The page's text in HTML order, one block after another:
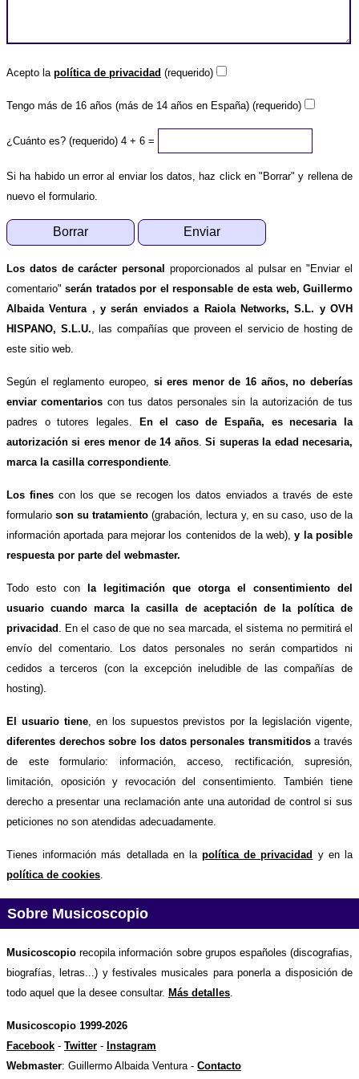
Acepto la política de privacidad (requerido)
Tengo más de 16 años (más de 14 años en España) (requerido)
¿Cuánto es? (requerido) 4 + 6 =
Si ha habido un error al enviar los datos, haz click en "Borrar" y rellena de
nuevo el formulario.
Los datos de carácter personal
proporcionados al pulsar en "Enviar el
comentario"serán tratados por el responsable de esta web, Guillermo
Albaida Ventura , y serán enviados a Raiola Networks, S.L. y OVH
HISPANO, S.L.U. , las compañías que proveen el servicio de hosting de
este sitio web.
Según el reglamento europeo, si eres menor de 16 años, no deberías
enviar comentarios con tus datos personales sin la autorización de tus
padres o tutores legales.
En el caso de España, es necesaria la
autorización si eres menor de 14 años.Si superas la edad necesaria,
marca la casilla correspondiente
Los finescon los que se recogen los datos enviados a través de este
formularioson su tratamiento (grabación, lectura y, en su caso, uso de la
información aportada para mejorar los contenidos de la web),y la posible
respuesta por parte del webmaster.
Todo esto con
la legitimación que otorga el consentimiento del
usuario cuando marca la casilla de aceptación de la política de
privacidad
. En el caso de que no sea marcada, el sistema no permitirá el
envío del comentario. Los datos personales no serán compartidos ni
cedidos a terceros (con la excepción ineludible de las compañías de
hosting).
El usuario tiene, en los supuestos previstos por la legislación vigente,
diferentes derechos sobre los datos personales transmitidosa través
de este formulario: información, acceso, rectificación, supresión,
limitación, oposición y revocación del consentimiento. También tiene
derecho a presentar una reclamación ante una autoridad de control si sus
peticiones no son atendidas adecuadamente.
Tienes información más detallada en lapolítica de privacidad y en la
política de cookies
Sobre Musicoscopio
Musicoscopio recopila información sobre grupos españoles (discografias,
biografías, letras...) y festivales musicales para ponerla a disposición de
todo aquel que la desee consultar. Más detalles.
Musicoscopio 1999-2026
Facebook - Twitter - Instagram
Webmaster: Guillermo Albaida Ventura - Contacto